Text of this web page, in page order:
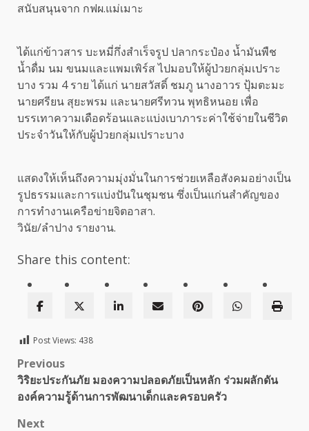
สนับสนุนจาก กฟผ.แม่เมาะ
ได้แก่ข้าวสาร บะหมี่กึ่งสำเร็จรูป ปลากระป๋อง น้ำมันพืช
น้ำดื่ม นม ขนมและแพมเพิร์ส ไปมอบให้ผู้ป่วยกลุ่มเปราะ
บาง รวม 4 ราย ได้แก่ นายสวัสดิ์ ชมภู นางอาวร ปุ้มตะมะ
นายศรียน สุยะพรม และนายศรีทวน พุทธิหนอย เพื่อ
บรรเทาความเดือดร้อนและแบ่งเบาภาระค่าใช้จ่ายในชีวิต
ประจำวันให้กับผู้ป่วยกลุ่มเปราะบาง
แสดงให้เห็นถึงความมุ่งมั่นในการช่วยเหลือสังคมอย่างเป็น
รูปธรรมและการแบ่งปันในชุมชน ซึ่งเป็นแก่นสำคัญของ
การทำงานเครือข่ายจิตอาสา.
วินัย/ลำปาง รายงาน.
Share this content:
Post Views: 438
Post
navigation
Previous
วิริยะประกันภัย มองความปลอดภัยเป็นหลัก ร่วมผลักดัน
องค์ความรู้ด้านการพัฒนาเด็กและครอบครัว
Next